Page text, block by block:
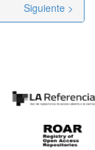
Siguiente >